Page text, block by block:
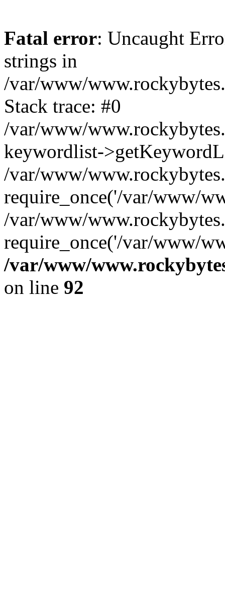
Fatal error: Uncaught
strings in
/var/www/
Stack trace: #0
/var/www/
keywordlist-
/var/www/
require_once('/var/www/
/var/www/
require_once('/var/www/
/var/www/
on line 92